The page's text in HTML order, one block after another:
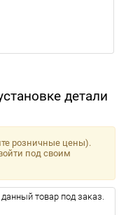
детали
розничные цены).
под своим
товар под заказ.